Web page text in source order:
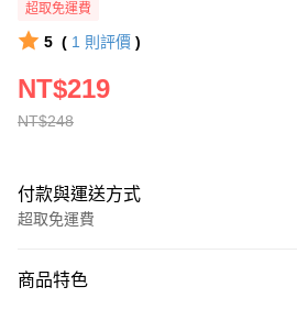
超取免運費
5 ( 1 則評價 )
NT$248
NT$219
付款與運送方式
超取免運費
全家線上支付
商品特色